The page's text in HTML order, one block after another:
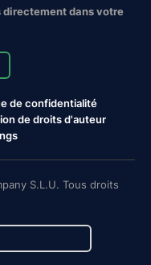
directement dans votre
de confidentialité
de droits d'auteur
S.L.U. Tous droits